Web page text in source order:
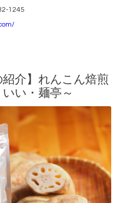
1245
紹介】れんこん焙煎
いい・麺亭～